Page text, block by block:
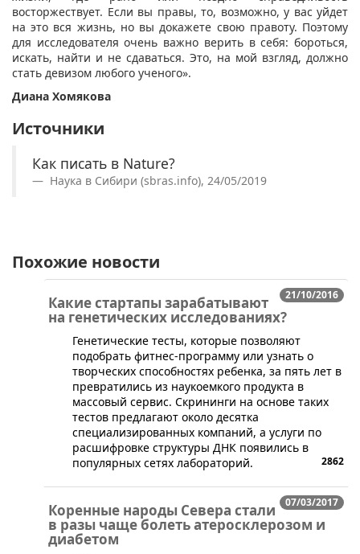
восторжествует. Если вы правы, то, возможно, у вас уйдет
на это вся жизнь, но вы докажете свою правоту. Поэтому
для исследователя очень важно верить в себя: бороться,
искать, найти и не сдаваться. Это, на мой взгляд, должно
стать девизом любого ученого».
Диана Хомякова
Источники
Как писать в Nature?
Наука в Сибири (sbras.info), 24/05/2019
Похожие новости
21/10/2016
Какие стартапы зарабатывают
на генетических исследованиях?
​Генетические тесты, которые позволяют
подобрать фитнес-программу или узнать о
творческих способностях ребенка, за пять лет в
превратились из наукоемкого продукта в
массовый сервис. Скрининги на основе таких
тестов предлагают около десятка
специализированных компаний, а услуги по
расшифровке структуры ДНК появились в
популярных сетях лабораторий.
2862
07/03/2017
Коренные народы Севера стали
в разы чаще болеть атеросклерозом и
диабетом